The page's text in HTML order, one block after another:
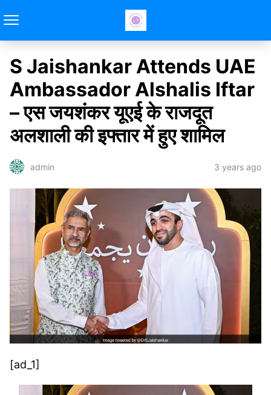
S Jaishankar Attends UAE
Ambassador Alshalis Iftar
– एस जयशंकर यूएई के राजदूत
अलशाली की इफ्तार में हुए शामिल
admin 3 years ago
[ad_1]